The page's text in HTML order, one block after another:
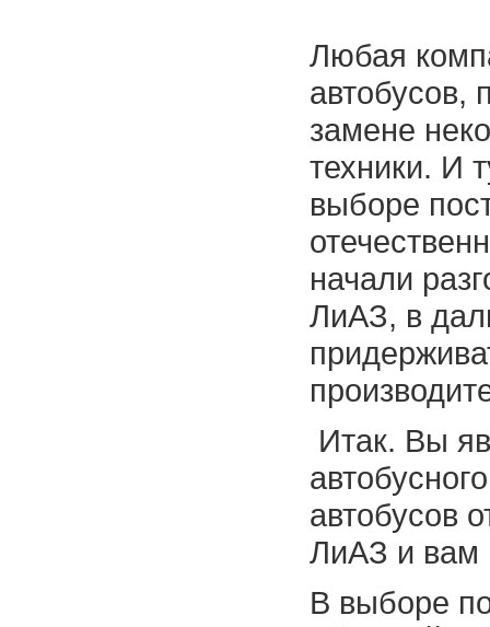
Любая
автобусов,
замене
техники. И
выборе
начали
ЛиАЗ, в
Итак. Вы
автобусов
ЛиАЗ и вам
В выборе